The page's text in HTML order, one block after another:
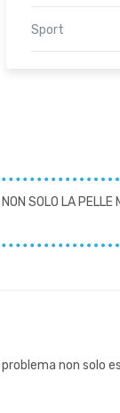
Sport
SOLO LA PELLE
non solo